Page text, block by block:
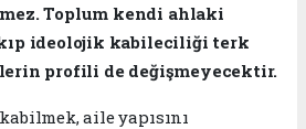
Toplum kendi ahlaki
ideolojik kabileciliği terk
profili de değişmeyecektir.
aile yapısını